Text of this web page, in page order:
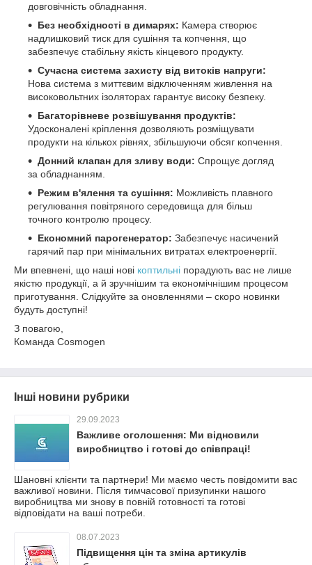
довговічність обладнання.
Без необхідності в димарях: Камера створює
надлишковий тиск для сушіння та копчення, що
забезпечує стабільну якість кінцевого продукту.
Сучасна система захисту від витоків напруги:
Нова система з миттєвим відключенням живлення на
високовольтних ізоляторах гарантує високу безпеку.
Багаторівневе розвішування продуктів:
Удосконалені кріплення дозволяють розміщувати
продукти на кількох рівнях, збільшуючи обсяг копчення.
Донний клапан для зливу води: Спрощує догляд
за обладнанням.
Режим в'ялення та сушіння: Можливість плавного
регулювання повітряного середовища для більш
точного контролю процесу.
Економний парогенератор: Забезпечує насичений
гарячий пар при мінімальних витратах електроенергії.
Ми впевнені, що наші нові коптильні порадують вас не лише
якістю продукції, а й зручнішим та економічнішим процесом
приготування. Слідкуйте за оновленнями – скоро новинки
будуть доступні!
З повагою,
Команда Cosmogen
Інші новини рубрики
29.09.2023
Важливе оголошення: Ми відновили
виробництво і готові до співпраці!
Шановні клієнти та партнери! Ми маємо честь повідомити вас
важливої новини. Після тимчасової призупинки нашого
виробництва ми знову в повній готовності та готові
відповідати на ваші потреби.
08.07.2023
Підвищення цін та зміна артикулів